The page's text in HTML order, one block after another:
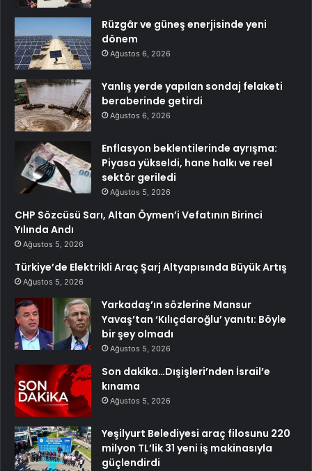
Rüzgâr ve güneş enerjisinde yeni
dönem
Ağustos 6, 2026
Yanlış yerde yapılan sondaj felaketi
beraberinde getirdi
Ağustos 6, 2026
Enflasyon beklentilerinde ayrışma:
Piyasa yükseldi, hane halkı ve reel
sektör geriledi
Ağustos 5, 2026
CHP Sözcüsü Sarı, Altan Öymen’i Vefatının Birinci
Yılında Andı
Ağustos 5, 2026
Türkiye’de Elektrikli Araç Şarj Altyapısında Büyük Artış
Ağustos 5, 2026
Yarkadaş’ın sözlerine Mansur
Yavaş’tan ‘Kılıçdaroğlu’ yanıtı: Böyle
bir şey olmadı
Ağustos 5, 2026
Son dakika…Dışişleri’nden İsrail’e
kınama
Ağustos 5, 2026
Yeşilyurt Belediyesi araç filosunu 220
milyon TL’lik 31 yeni iş makinasıyla
güçlendirdi